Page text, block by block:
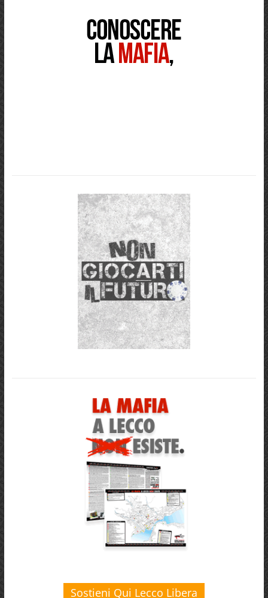
Sostieni Qui Lecco Libera